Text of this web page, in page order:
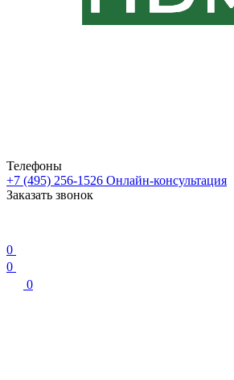
Телефоны
+7 (495) 256-1526 Онлайн-консультация
Заказать звонок
0
0
0